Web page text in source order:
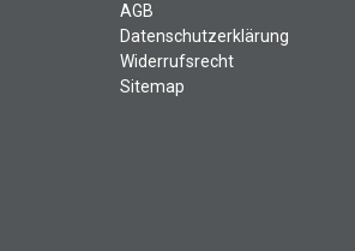
AGB
Datenschutzerklärung
Widerrufsrecht
Sitemap